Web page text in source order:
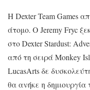
Η Dexter Team Games
άτομο. Ο Jeremy Fryc
στο Dexter Stardust:
από τη σειρά Monkey
LucasArts δε
θα ανήκε η δημιουργία